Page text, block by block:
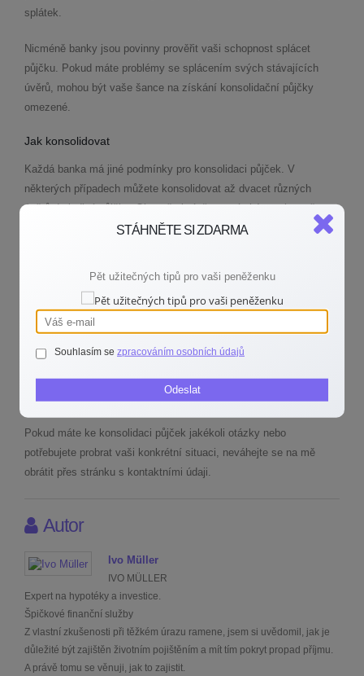
splátek.
Nicméně banky jsou povinny prověřit vaši schopnost splácet
půjčku. Pokud máte problémy se splácením svých stávajících
úvěrů, mohou být vaše šance na získání konsolidační půjčky
omezené.
Jak konsolidovat
Každá banka má jiné podmínky pro konsolidaci půjček. V
některých případech můžete konsolidovat až dvacet různých
úvěrů do jediné půjčky. Obecně platí, že musí zbývat alespoň
několik splátek k úhradě. V případě kontokorentu a kreditních
Výše konsolidovaného úvěru může být od několika tisíc až do
milionů korun a doba splatnosti bývá většinou až 10 let.
zvládnout dluhy. Před rozhodnutím o konsolidaci je však důležité
si pečlivě promyslet všechny možnosti a zvážit všechny aspekty.
Je to zásadní krok, který může výrazně ovlivnit vaše finance.
Pokud máte ke konsolidaci půjček jakékoli otázky nebo
potřebujete probrat vaši konkrétní situaci, neváhejte se na mě
obrátit přes stránku s kontaktními údaji.
Autor
Ivo Müller
IVO MÜLLER
Expert na hypotéky a investice.
Špičkové finanční služby
Z vlastní zkušenosti při těžkém úrazu ramene, jsem si uvědomil, jak je
důležité být zajištěn životním pojištěním a mít tím pokryt propad příjmu.
A právě tomu se věnuji, jak to zajistit.
STÁHNĚTE SI ZDARMA
Pět užitečných tipů pro vaši peněženku
Souhlasím se zpracováním osobních údajů
Odeslat